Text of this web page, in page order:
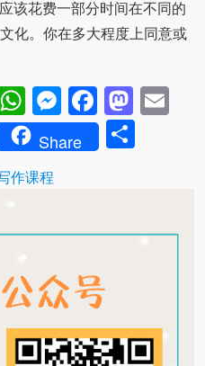
该花费一部分时间在不同的
化。你在多大程度上同意或
QzoneWhatsApp
Messenger
Share